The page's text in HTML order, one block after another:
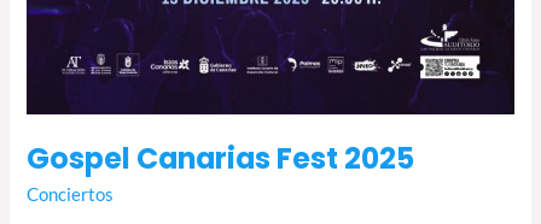
Gospel Canarias Fest 2025
Conciertos